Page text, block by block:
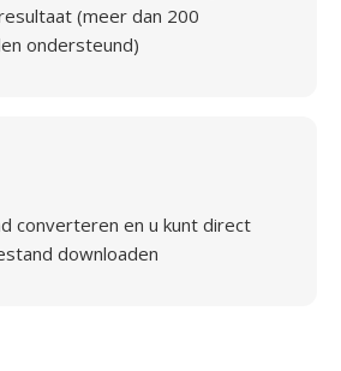
(meer dan 200
ondersteund)
converteren en u kunt direct
downloaden